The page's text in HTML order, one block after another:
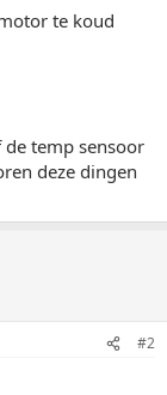
te koud
temp sensoor
deze dingen
#2